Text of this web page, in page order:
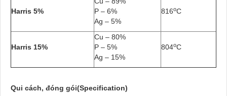
Harris 5%
P – 6%
Ag – 5%
816oC
Harris 15%
Cu – 80%
P – 5%
Ag – 15%
804oC
Qui cách, đóng gói(Specification)